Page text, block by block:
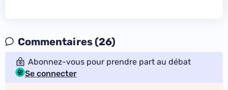
Commentaires (26)
Abonnez-vous pour prendre part au débat
Se connecter